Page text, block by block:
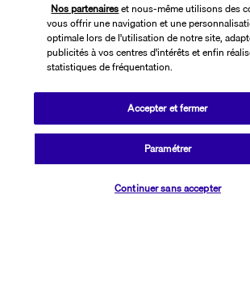
Prenez la route vers Lillehammer, la ville
vous conseillons d’aller voir la colline de saut à
que le musée de plein-air Maihaugen.
Arrivée à Oslo, explorez le parc Frogner, un
comptant 212 sculptures de Gustav Vigeland et
national avec la forteresse Arkehus. Vous
un tour sur la péninsule de Bygdøy et visiter le
trois drakkars préservés, ou encore le musée
partis en expédition polaire.
Nos partenaireset nous-même utilisons des
vous offrir une navigation et une
optimale lors de l'utilisation de notre site,
publicités à vos centres d'intérêts et enfin
statistiques de fréquentation.
Paramétrer
Continuer sans accepter
Accepter et fermer